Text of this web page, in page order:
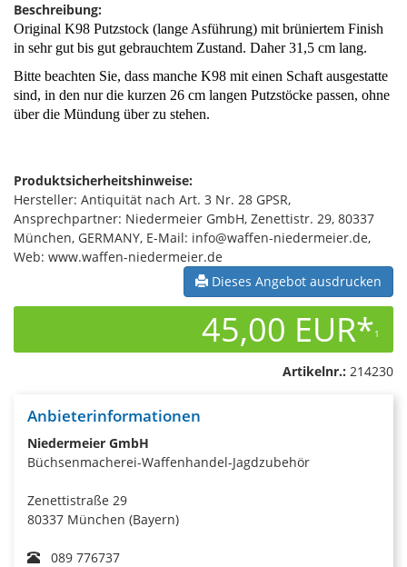
Beschreibung:
Original K98 Putzstock (lange Asführung) mit brüniertem Finish
in sehr gut bis gut gebrauchtem Zustand. Daher 31,5 cm lang.
Bitte beachten Sie, dass manche K98 mit einen Schaft ausgestatte
sind, in den nur die kurzen 26 cm langen Putzstöcke passen, ohne
über die Mündung über zu stehen.
Produktsicherheitshinweise:
Hersteller: Antiquität nach Art. 3 Nr. 28 GPSR,
Ansprechpartner: Niedermeier GmbH, Zenettistr. 29, 80337
München, GERMANY, E-Mail: info@waffen-niedermeier.de,
Web: www.waffen-niedermeier.de
Dieses Angebot ausdrucken
45,00 EUR*1
Artikelnr.: 214230
Anbieterinformationen
Niedermeier GmbH
Büchsenmacherei-Waffenhandel-Jagdzubehör
Zenettistraße 29
80337 München (Bayern)
089 776737